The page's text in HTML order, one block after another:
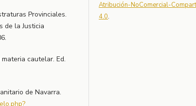
Provinciales.
de la Justicia
cautelar. Ed.
de Navarra.
Atribución-NoComercial-
4.0.